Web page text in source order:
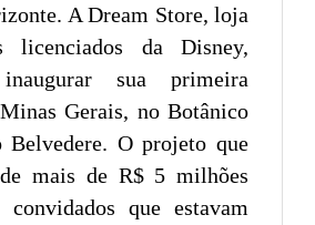
A Dream Store, loja
licenciados da Disney,
sua primeira
Gerais, no Botânico
Belvedere. O projeto que
mais de R$ 5 milhões
convidados que estavam